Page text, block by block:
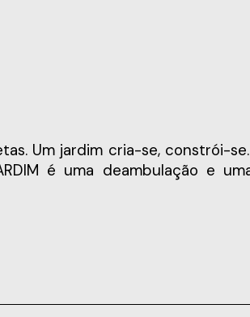
é uma deambulação e